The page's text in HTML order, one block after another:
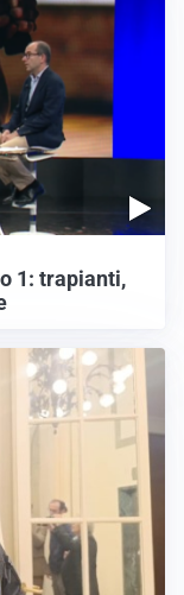
1: trapianti,